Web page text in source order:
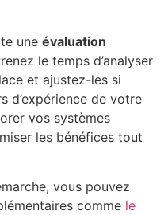
une évaluation
le temps d’analyser
et ajustez-les si
d’expérience de votre
vos systèmes
les bénéfices tout
vous pouvez
comme le